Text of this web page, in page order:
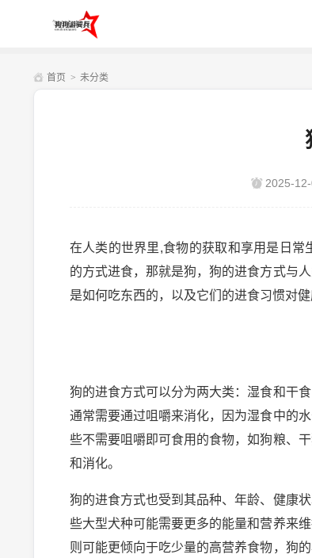
首页 > 未分类
2025-
在人类的世界里,食物的获取和享用是日
的方式进食，那就是狗，狗的进食方式与
是如何吃东西的，以及它们的进食习惯对健
狗的进食方式可以分为两大类：湿食和干
通常需要通过咀嚼来消化，因为湿食中的
些不需要咀嚼即可食用的食物，如狗粮、
和消化。
狗的进食方式也受到其品种、年龄、健康
些大型犬种可能需要更多的能量和营养来
则可能更倾向于吃少量的高营养食物，狗